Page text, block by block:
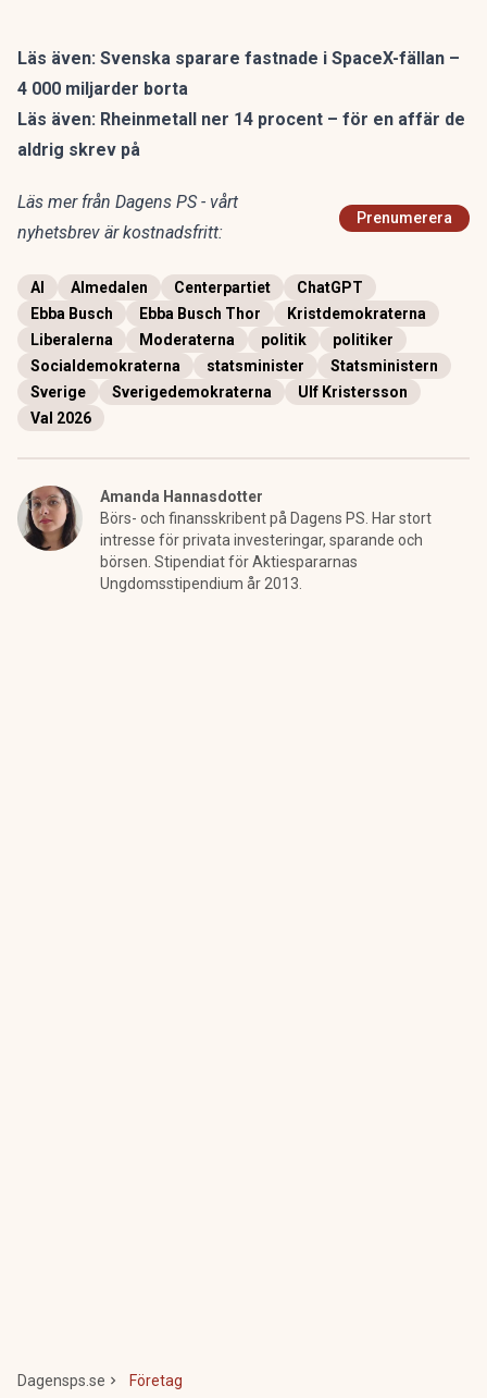
Läs även: Svenska sparare fastnade i SpaceX-fällan –
4 000 miljarder borta
Läs även: Rheinmetall ner 14 procent – för en affär de
aldrig skrev på
Läs mer från Dagens PS - vårt
nyhetsbrev är kostnadsfritt:
Prenumerera
AI Almedalen Centerpartiet
ChatGPT
Ebba Busch
Ebba Busch Thor
Kristdemokraterna
Liberalerna
Moderaterna politik
politiker
Socialdemokraterna
statsminister
Statsministern
Sverige
Sverigedemokraterna
Ulf Kristersson
Val 2026
Amanda Hannasdotter
Börs- och finansskribent på Dagens PS. Har stort
intresse för privata investeringar, sparande och
börsen. Stipendiat för Aktiespararnas
Ungdomsstipendium år 2013.
Dagensps.se Företag